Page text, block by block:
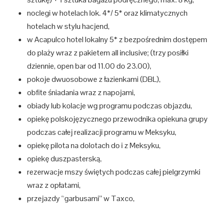
noclegi w hotelach lok. 4*/ 5* oraz klimatycznych
hotelach w stylu hacjend,
w Acapulco hotel lokalny 5* z bezpośrednim dostępem
do plaży wraz z pakietem all inclusive; (trzy posiłki
dziennie, open bar od 11.00 do 23.00),
pokoje dwuosobowe z łazienkami (DBL),
obfite śniadania wraz z napojami,
obiady lub kolacje wg programu podczas objazdu,
opiekę polskojęzycznego przewodnika opiekuna grupy
podczas całej realizacji programu w Meksyku,
opiekę pilota na dolotach do i z Meksyku,
opiekę duszpasterską,
rezerwacje mszy świętych podczas całej pielgrzymki
wraz z opłatami,
przejazdy “garbusami” w Taxco,